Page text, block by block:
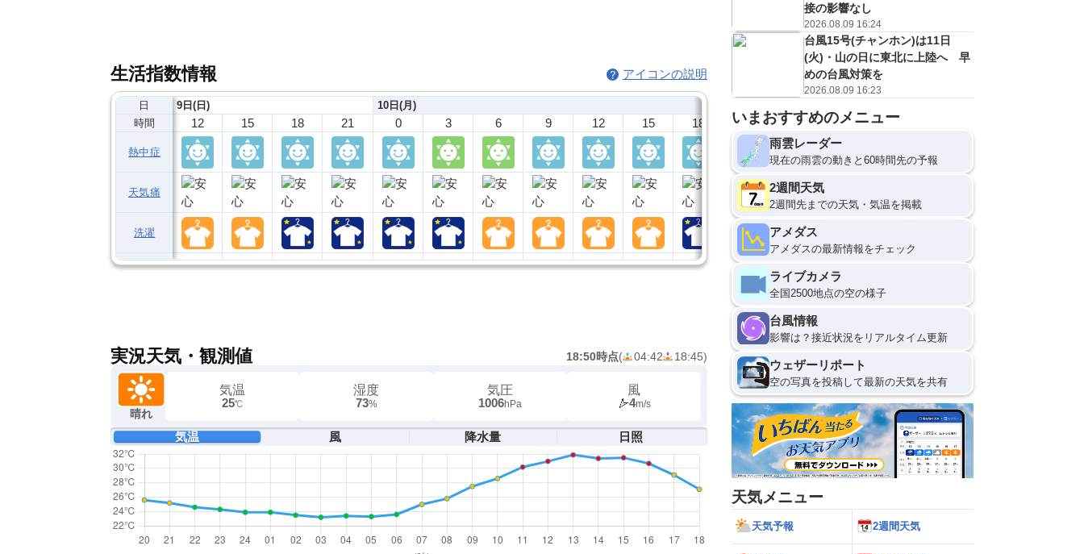
生活指数情報 アイコンの説明
日
時間
熱中症
天気痛
洗濯
9日(日)
12 15 18 21
10日(月)
0 3 6 9 12 15 18 21 0
実況天気・観測値 18:50時点( 04:42 18:45)
晴れ
気温
25℃
湿度
73%
気圧
1006hPa
風
4m/s
気温 風 降水量 日照
接の影響なし
2026.08.09 16:24
台風15号(チャンホン)は11日
(火)・山の日に東北に上陸へ 早
めの台風対策を
2026.08.09 16:23
いまおすすめのメニュー
雨雲レーダー
現在の雨雲の動きと60時間先の予報
2週間天気
2週間先までの天気・気温を掲載
アメダス
アメダスの最新情報をチェック
ライブカメラ
全国2500地点の空の様子
台風情報
影響は？接近状況をリアルタイム更新
ウェザーリポート
空の写真を投稿して最新の天気を共有
天気メニュー
天気予報 2週間天気